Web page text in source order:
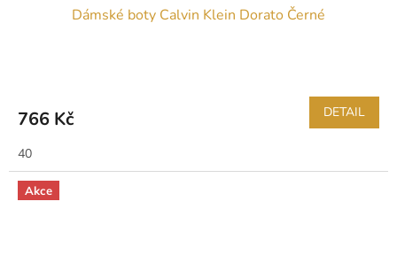
Dámské boty Calvin Klein Dorato Černé
766 Kč DETAIL
40
Akce